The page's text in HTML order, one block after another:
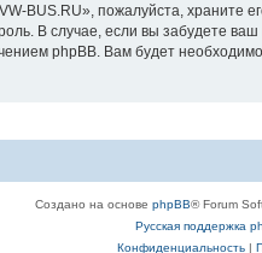
BUS.RU», пожалуйста, храните
В случае, если вы забудете
phpBB. Вам будет
Создано на основе phpBB® Forum
Русская поддержка
Конфиденциальность|